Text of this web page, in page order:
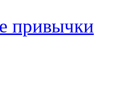
привычки